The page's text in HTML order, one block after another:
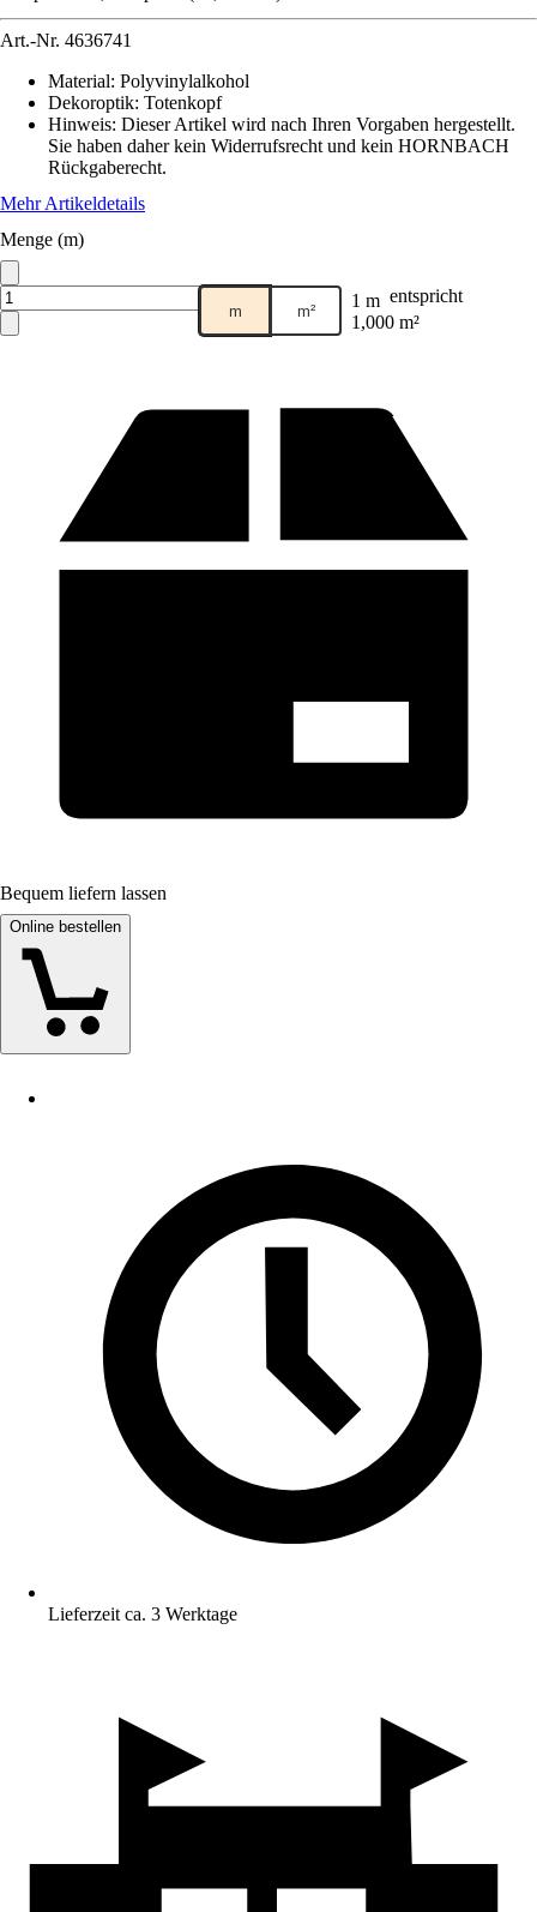
Art.-Nr. 4636741
Material: Polyvinylalkohol
Dekoroptik: Totenkopf
Hinweis: Dieser Artikel wird nach Ihren Vorgaben hergestellt.
Sie haben daher kein Widerrufsrecht und kein HORNBACH
Rückgaberecht.
Mehr Artikeldetails
Menge (m)
m m² 1 m entspricht
1,000 m²
Bequem liefern lassen
Online bestellen
Lieferzeit ca. 3 Werktage